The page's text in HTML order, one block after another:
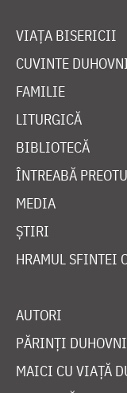
VIAȚA BISERICII
CUVINTE
FAMILIE
LITURGICĂ
BIBLIOTECĂ
ÎNTREABĂ
MEDIA
ȘTIRI
HRAMUL SFINTEI
AUTORI
PĂRINȚI
MAICI CU VIAȚĂ